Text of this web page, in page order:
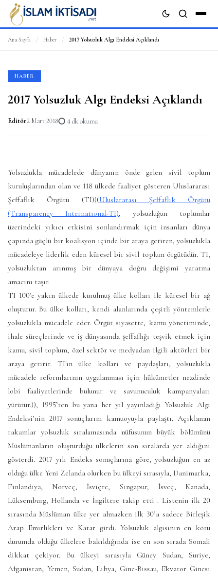
Ana Sayfa / Haber / 2017 Yolsuzluk Algı Endeksi Açıklandı
HABER
2017 Yolsuzluk Algı Endeksi Açıklandı
Editör2 Mart 2018 4 dk okuma
Yolsuzlukla mücadelede dünyanın önde gelen sivil toplum
kuruluşlarından olan ve 118 ülkede faaliyet gösteren Uluslararası
Şeffaflık Örgütü (TI)((Uluslararası Şeffaflık Örgütü
(Transparency Internatıonal-TI), yolsuzluğun toplumlar
üzerindeki yıkıcı etkisini sonlandırmak için insanları dünya
çapında güçlü bir koalisyon içinde bir araya getiren, yolsuzlukla
mücadeleye liderlik eden küresel bir sivil toplum örgütüdür. TI,
yolsuzluktan arınmış bir dünyaya doğru değişimi yaratma
amacını taşır.
TI 100’e yakın ülkede kurulmuş ülke kolları ile küresel bir ağ
oluşturur. Bu ülke kolları, kendi alanlarında çeşitli yöntemlerle
yolsuzlukla mücadele eder. Örgüt siyasette, kamu yönetiminde,
ihale süreçlerinde ve iş dünyasında şeffaflığı teşvik etmek için
kamu, sivil toplum, özel sektör ve medyadan ilgili aktörleri bir
araya getirir. TI′ın ülke kolları ve paydaşları, yolsuzlukla
mücadele reformlarının uygulanması için hükümetler nezdinde
lobi faaliyetlerinde bulunur ve savunuculuk kampanyaları
yürütür.)), 1995’ten bu yana her yıl yayınladığı Yolsuzluk Algı
Endeksi’nin 2017 sonuçlarını kamuoyuyla paylaştı. Açıklanan
rakamlar yolsuzluk sıralamasında nüfusunun büyük bölümünü
Müslümanların oluşturduğu ülkelerin son sıralarda yer aldığını
gösterdi. 2017 yılı Endeks sonuçlarına göre, yolsuzluğun en az
olduğu ülke Yeni Zelanda olurken bu ülkeyi sırasıyla, Danimarka,
Finlandiya, Norveç, İsviçre, Singapur, İsveç, Kanada,
Lüksemburg, Hollanda ve İngiltere takip etti . Listenin ilk 20
sırasında Müslüman ülke yer almazken ilk 30’a sadece Birleşik
Arap Emirlikleri ve Katar girdi. Yolsuzluk algısının en kötü
durumda olduğu ülkelere bakıldığında ise en son sırada Somali
dikkat çekiyor. Bu ülkeyi sırasıyla Güney Sudan, Suriye,
Afganistan, Yemen, Sudan, Libya, Gine-Bissau, Ekvator Ginesi